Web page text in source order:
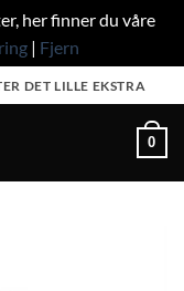
her finner du våre
| Fjern
DET LILLE EKSTRA
0